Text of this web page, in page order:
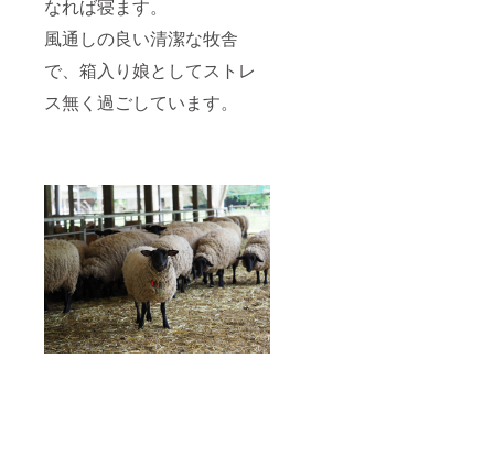
なれば寝ます。
風通しの良い清潔な牧舎
で、箱入り娘としてストレ
ス無く過ごしています。